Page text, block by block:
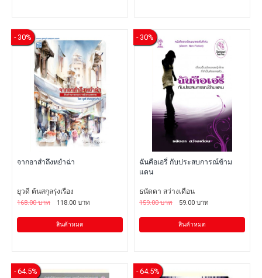
- 30%
จากอาสำถึงหยำฉ่า
ยุวดี ต้นสกุลรุ่งเรือง
168.00 บาท
118.00 บาท
สินค้าหมด
- 30%
ฉันคือเอรี่ กับประสบการณ์ข้าม
แดน
ธนัดดา สว่างเดือน
159.00 บาท
59.00 บาท
สินค้าหมด
- 64.5% - 64.5%